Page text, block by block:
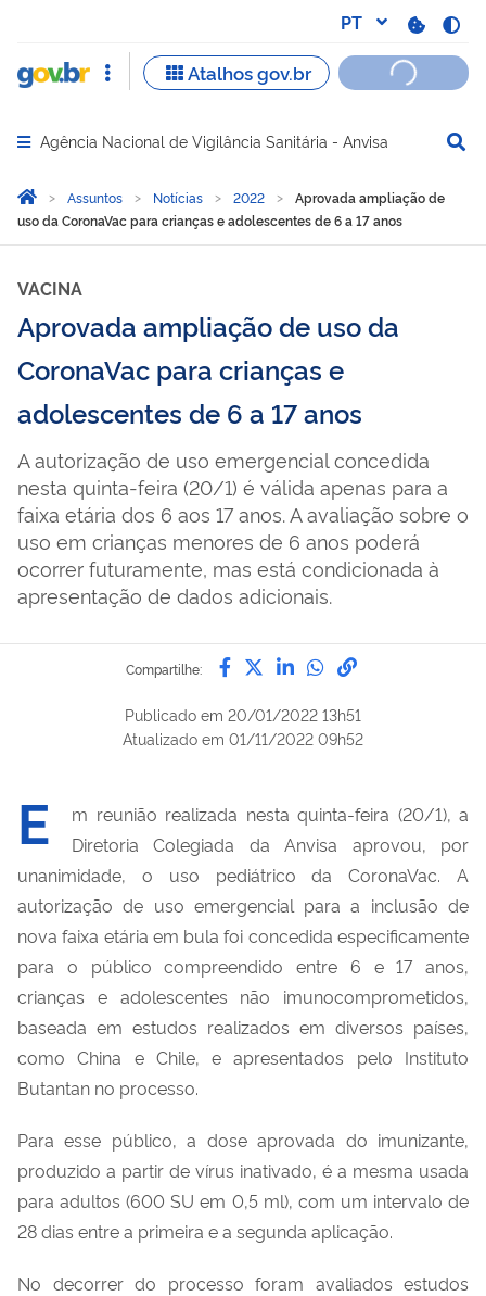
Abrir menu principal de navegação
Agência Nacional de Vigilância Sanitária - Anvisa
Você está aqui:
Página Inicial
Assuntos Notícias 2022
Aprovada ampliação de
uso da CoronaVac para crianças e adolescentes de 6 a 17 anos
VACINA
Aprovada ampliação de uso da
CoronaVac para crianças e
adolescentes de 6 a 17 anos
A autorização de uso emergencial concedida
nesta quinta-feira (20/1) é válida apenas para a
faixa etária dos 6 aos 17 anos. A avaliação sobre o
uso em crianças menores de 6 anos poderá
ocorrer futuramente, mas está condicionada à
apresentação de dados adicionais.
Compartilhe: Compartilhe por Facebook
Compartilhe por Twitter
Compartilhe por
Compartilhe
link para
Publicado em 20/01/2022 13h51
Atualizado em 01/11/2022 09h52
E
m reunião realizada nesta quinta-feira (20/1), a
Diretoria Colegiada da Anvisa aprovou, por
unanimidade, o uso pediátrico da CoronaVac. A
autorização de uso emergencial para a inclusão de
nova faixa etária em bula foi concedida especificamente
para o público compreendido entre 6 e 17 anos,
crianças e adolescentes não imunocomprometidos,
baseada em estudos realizados em diversos países,
como China e Chile, e apresentados pelo Instituto
Butantan no processo.
Para esse público, a dose aprovada do imunizante,
produzido a partir de vírus inativado, é a mesma usada
para adultos (600 SU em 0,5 ml), com um intervalo de
28 dias entre a primeira e a segunda aplicação.
No decorrer do processo foram avaliados estudos